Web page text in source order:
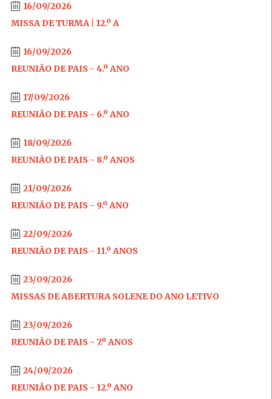
16/09/2026
MISSA DE TURMA | 12.º A
16/09/2026
REUNIÃO DE PAIS - 4.º ANO
17/09/2026
REUNIÃO DE PAIS - 6.º ANO
18/09/2026
REUNIÃO DE PAIS - 8.º ANOS
21/09/2026
REUNIÃO DE PAIS - 9.º ANO
22/09/2026
REUNIÃO DE PAIS - 11.º ANOS
23/09/2026
MISSAS DE ABERTURA SOLENE DO ANO LETIVO
23/09/2026
REUNIÃO DE PAIS - 7.º ANOS
24/09/2026
REUNIÃO DE PAIS - 12.º ANO